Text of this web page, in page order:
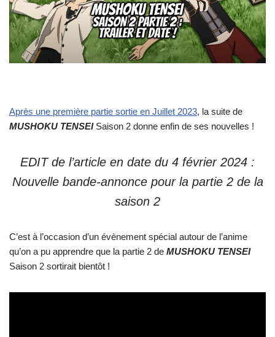
Après une première partie sortie en Juillet 2023, la suite de
MUSHOKU TENSEI Saison 2 donne enfin de ses nouvelles !
EDIT de l’article en date du 4 février 2024 :
Nouvelle bande-annonce pour la partie 2 de la
saison 2
C’est à l’occasion d’un évènement spécial autour de l’anime
qu’on a pu apprendre que la partie 2 de MUSHOKU TENSEI
Saison 2 sortirait bientôt !